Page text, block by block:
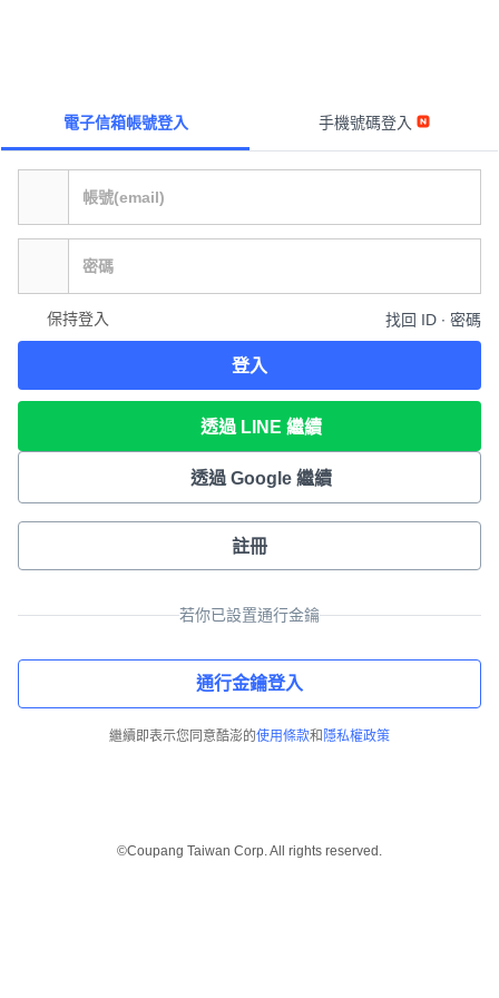
電子信箱帳號登入 手機號碼登入
保持登入 找回 ID ∙ 密碼
登入
透過 LINE 繼續
透過 Google 繼續
註冊
若你已設置通行金鑰
通行金鑰登入
繼續即表示您同意酷澎的使用條款和 隱私權政策
©Coupang Taiwan Corp. All rights reserved.